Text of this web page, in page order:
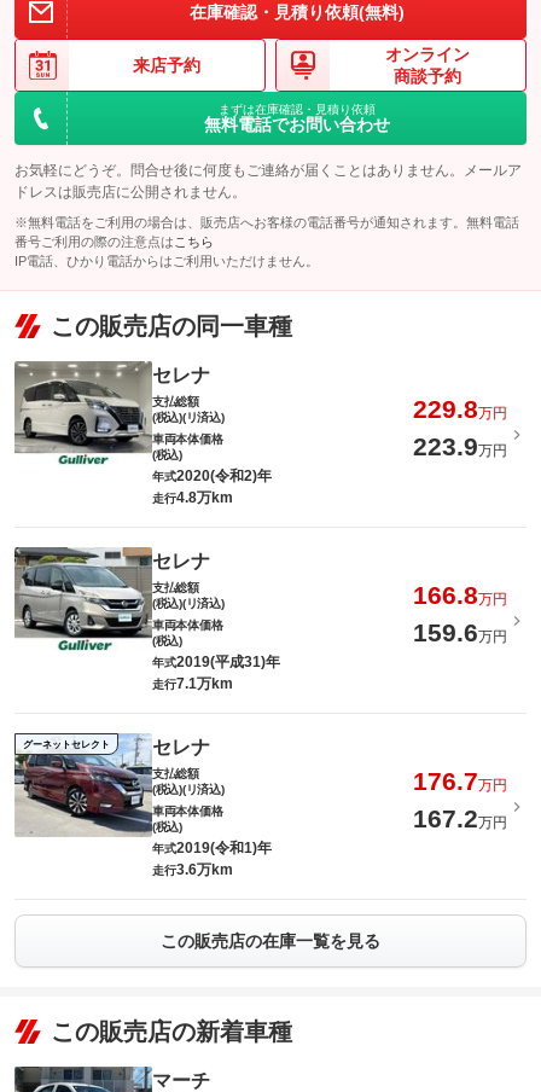
このパックの見積もり依頼（無料）
備考
このパックの見積もり依頼（無料）
在庫確認・見積り依頼(無料)
来店予約
オンライン
商談予約
まずは在庫確認・見積り依頼
無料電話でお問い合わせ
お気軽にどうぞ。問合せ後に何度もご連絡が届くことはありません。メールア
ドレスは販売店に公開されません。
※無料電話をご利用の場合は、販売店へお客様の電話番号が通知されます。無料電話
番号ご利用の際の注意点は こちら
IP電話、ひかり電話からはご利用いただけません。
この販売店の同一車種
セレナ
支払総額
(税込)(リ済込)
229.8万円
車両本体価格
(税込)
223.9万円
年式2020(令和2)年
走行4.8万km
セレナ
支払総額
(税込)(リ済込)
166.8万円
車両本体価格
(税込)
159.6万円
年式2019(平成31)年
走行7.1万km
グーネットセレクト セレナ
支払総額
(税込)(リ済込)
176.7万円
車両本体価格
(税込)
167.2万円
年式2019(令和1)年
走行3.6万km
この販売店の在庫一覧を見る
この販売店の新着車種
マーチ